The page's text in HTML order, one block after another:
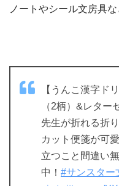
ノートやシール文房具
【うんこ漢字ド
（2柄）&レター
先生が折れる折
カット便箋が可
立つこと間違い
中！ #サンスター